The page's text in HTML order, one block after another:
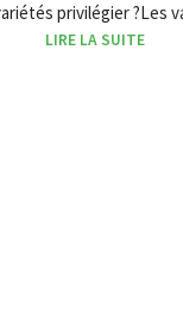
privilégier ?Les
LIRE LA SUITE